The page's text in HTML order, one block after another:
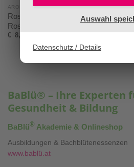
Auswahl
Datenschutz / Details
AROMATHERAPIE - ÄTHERISCHE ÖLE
Rosmarinöl bio (Ct. Cineol)
Rosmarinus officinalis
€ 8,90
BaBlü® – Ihre Experten
Gesundheit & Bildung
BaBlü® Akademie & Onlineshop
Ausbildungen & Bachblütenessenzen
www.bablü.at